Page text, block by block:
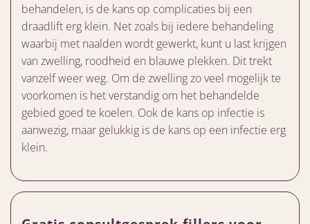
behandelen, is de kans op complicaties bij een
draadlift erg klein. Net zoals bij iedere behandeling
waarbij met naalden wordt gewerkt, kunt u last krijgen
van zwelling, roodheid en blauwe plekken. Dit trekt
vanzelf weer weg. Om de zwelling zo veel mogelijk te
voorkomen is het verstandig om het behandelde
gebied goed te koelen. Ook de kans op infectie is
aanwezig, maar gelukkig is de kans op een infectie erg
klein.